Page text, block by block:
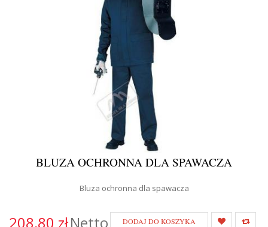
BLUZA OCHRONNA DLA SPAWACZA
Bluza ochronna dla spawacza
208,80 złNetto DODAJ DO KOSZYKA